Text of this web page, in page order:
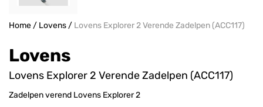
Home/ Lovens/ Lovens Explorer 2 Verende Zadelpen (ACC117)
Lovens
Lovens Explorer 2 Verende Zadelpen (ACC117)
Zadelpen verend Lovens Explorer 2